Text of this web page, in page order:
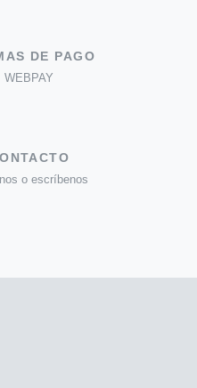
DE PAGO
WEBPAY
o escríbenos